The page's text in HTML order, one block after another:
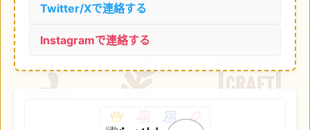
Twitter/Xで連絡する
Instagramで連絡する